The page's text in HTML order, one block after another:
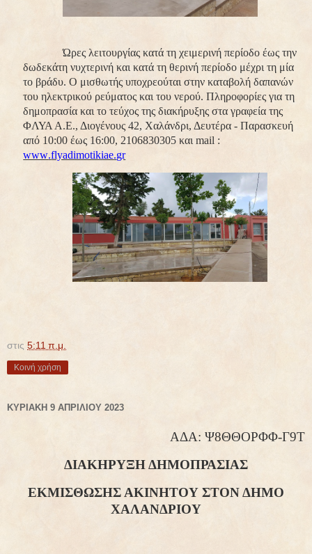
Ώρες λειτουργίας κατά τη χειμερινή περίοδο έως την
δωδεκάτη νυχτερινή και κατά τη θερινή περίοδο μέχρι τη μία
το βράδυ.Ο μισθωτής υποχρεούται στην καταβολή δαπανών
του ηλεκτρικού ρεύματος και του νερού. Πληροφορίες για τη
δημοπρασία και το τεύχος της διακήρυξης στα γραφεία της
ΦΛΥΑ Α.Ε., Διογένους 42, Χαλάνδρι, Δευτέρα - Παρασκευή
από 10:00 έως 16:00, 2106830305 καιmail :
www.flyadimotikiae.gr
στις 5:11 π.μ.
Κοινή χρήση
ΚΥΡΙΑΚΉ 9 ΑΠΡΙΛΊΟΥ 2023
ΑΔΑ: Ψ8ΘΘΟΡΦΦ-Γ9Τ
ΔΙΑΚΗΡΥΞΗ ΔΗΜΟΠΡΑΣΙΑΣ
ΕΚΜΙΣΘΩΣΗΣ ΑΚΙΝΗΤΟΥ ΣΤΟΝ ΔΗΜΟ
ΧΑΛΑΝΔΡΙΟΥ